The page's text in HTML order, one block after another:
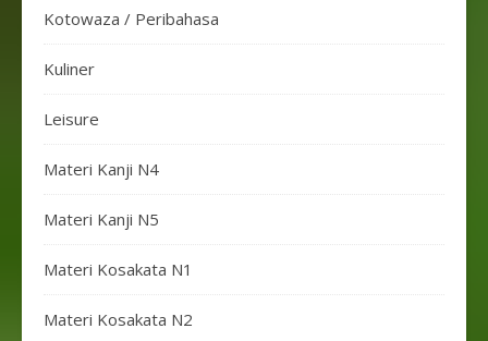
Kotowaza / Peribahasa
Kuliner
Leisure
Materi Kanji N4
Materi Kanji N5
Materi Kosakata N1
Materi Kosakata N2